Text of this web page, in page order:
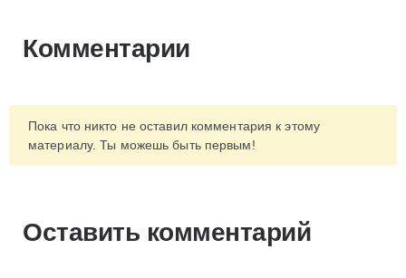
Комментарии
Пока что никто не оставил комментария к этому
материалу. Ты можешь быть первым!
Оставить комментарий